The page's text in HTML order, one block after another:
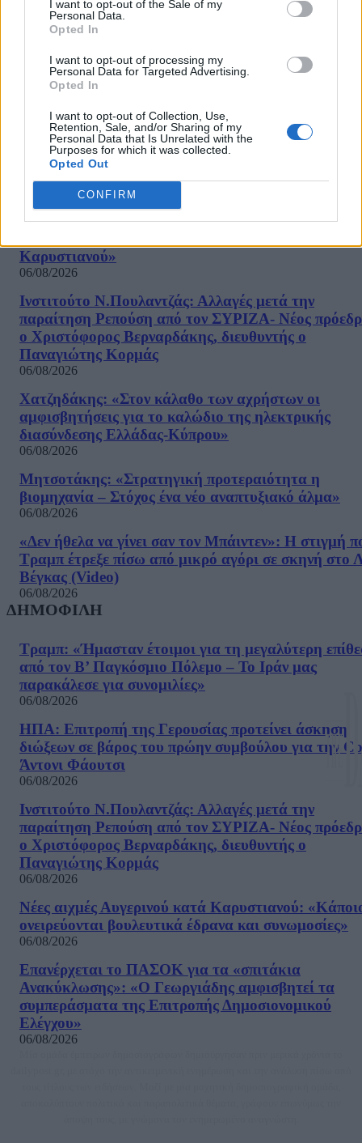
I want to opt-out of the Sale of my
Personal Data.
Opted In
I want to opt-out of processing my
Personal Data for Targeted Advertising.
Opted In
I want to opt-out of Collection, Use,
Retention, Sale, and/or Sharing of my
Personal Data that Is Unrelated with the
Purposes for which it was collected.
Opted Out
CONFIRM
Άντονι Φάουτσι
06/08/2026
ΕΛΑΣ: «Βιομηχανία κοροϊδίας από τον
7 χρόνια μετά, ξαναπαρουσιάζει τις ίδιες
υποσχέσεις»
06/08/2026
Τραμπ: «Ήμασταν έτοιμοι για τη μεγαλύτερη
από τον Β’ Παγκόσμιο Πόλεμο – Το Ιράν μας
παρακάλεσε για συνομιλίες»
«Πυρά» κατά των ΜΜΕ από την «Ελπίδα για τη
Καρυστιανού»
06/08/2026
Ινστιτούτο Ν.Πουλαντζάς: Αλλαγές μετά την
παραίτηση Ρεπούση από τον ΣΥΡΙΖΑ- Νέος
ο Χριστόφορος Βερναρδάκης, διευθυντής ο
Παναγιώτης Κορμάς
06/08/2026
Χατζηδάκης: «Στον κάλαθο των αχρήστων οι
αμφισβητήσεις για το καλώδιο της ηλεκτρικής
διασύνδεσης Ελλάδας-Κύπρου»
06/08/2026
Μητσοτάκης: «Στρατηγική προτεραιότητα η
βιομηχανία – Στόχος ένα νέο αναπτυξιακό άλμα»
06/08/2026
«Δεν ήθελα να γίνει σαν τον Μπάιντεν»: Η στιγμή
Τραμπ έτρεξε πίσω από μικρό αγόρι σε σκηνή στο
Βέγκας (Video)
06/08/2026
ΔΗΜΟΦΙΛΗ
Τραμπ: «Ήμασταν έτοιμοι για τη μεγαλύτερη
από τον Β’ Παγκόσμιο Πόλεμο – Το Ιράν μας
παρακάλεσε για συνομιλίες»
06/08/2026
ΗΠΑ: Επιτροπή της Γερουσίας προτείνει άσκηση
διώξεων σε βάρος του πρώην συμβούλου για την
Άντονι Φάουτσι
06/08/2026
Ινστιτούτο Ν.Πουλαντζάς: Αλλαγές μετά την
παραίτηση Ρεπούση από τον ΣΥΡΙΖΑ- Νέος
ο Χριστόφορος Βερναρδάκης, διευθυντής ο
Παναγιώτης Κορμάς
06/08/2026
Νέες αιχμές Αυγερινού κατά Καρυστιανού:
ονειρεύονται βουλευτικά έδρανα και συνωμοσίες»
06/08/2026
Επανέρχεται το ΠΑΣΟΚ για τα «σπιτάκια
Ανακύκλωσης»: «Ο Γεωργιάδης αμφισβητεί τα
συμπεράσματα της Επιτροπής Δημοσιονομικού
Ελέγχου»
06/08/2026